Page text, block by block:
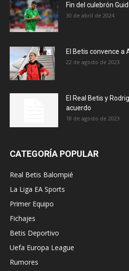
Fin del culebrón
30 de abril de 2024
El Betis convence a
22 de agosto de 2023
El Real Betis y
acuerdo
18 de agosto de 2023
CATEGORÍA POPULAR
Real Betis Balompié
La Liga EA Sports
Primer Equipo
Fichajes
Betis Deportivo
Uefa Europa League
Rumores